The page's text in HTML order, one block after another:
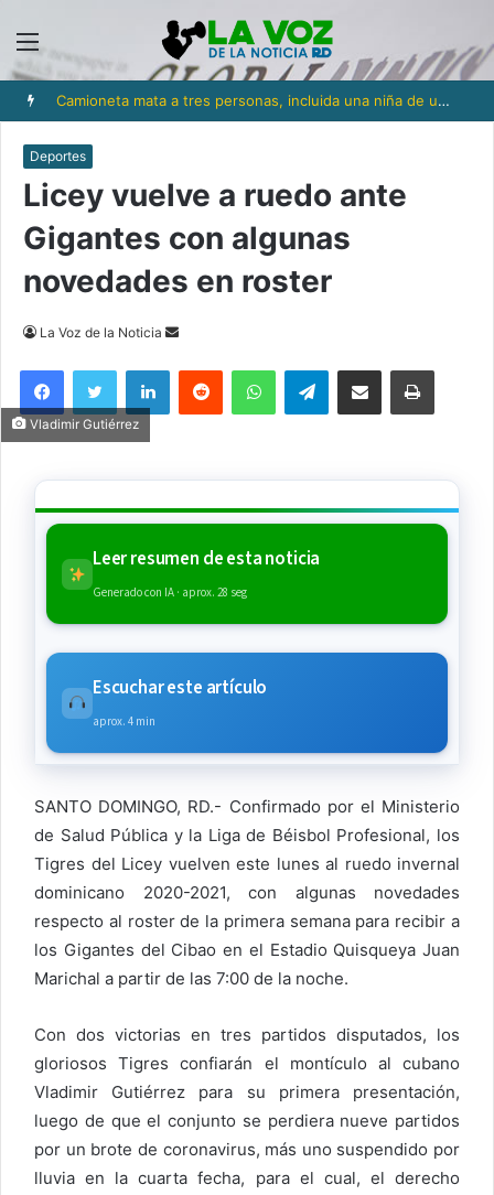
Menú
Camioneta mata a tres personas, incluida una niña de un año y medio, en Los Ríos
Deportes
Licey vuelve a ruedo ante
Gigantes con algunas
novedades en roster
La Voz de la Noticia
Send
email
FacebookTwitter LinkedInReddit WhatsAppTelegramCompartir via Email Imprimi
Vladimir Gutiérrez
Leer resumen de esta noticia
Generado con IA · aprox. 28 seg
Escuchar este artículo
aprox. 4 min
SANTO DOMINGO, RD.- Confirmado por el Ministerio
de Salud Pública y la Liga de Béisbol Profesional, los
Tigres del Licey vuelven este lunes al ruedo invernal
dominicano 2020-2021, con algunas novedades
respecto al roster de la primera semana para recibir a
los Gigantes del Cibao en el Estadio Quisqueya Juan
Marichal a partir de las 7:00 de la noche.
Con dos victorias en tres partidos disputados, los
gloriosos Tigres confiarán el montículo al cubano
Vladimir Gutiérrez para su primera presentación,
luego de que el conjunto se perdiera nueve partidos
por un brote de coronavirus, más uno suspendido por
lluvia en la cuarta fecha, para el cual, el derecho